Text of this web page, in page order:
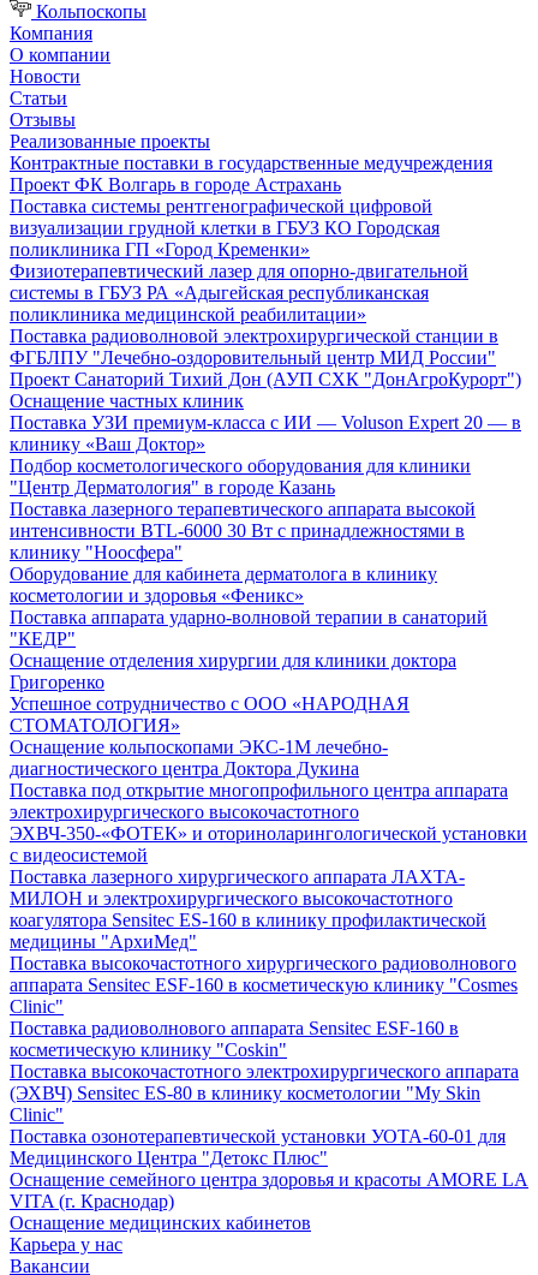
Кольпоскопы
Компания
О компании
Новости
Статьи
Отзывы
Реализованные проекты
Контрактные поставки в государственные медучреждения
Проект ФК Волгарь в городе Астрахань
Поставка системы рентгенографической цифровой
визуализации грудной клетки в ГБУЗ КО Городская
поликлиника ГП «Город Кременки»
Физиотерапевтический лазер для опорно-двигательной
системы в ГБУЗ РА «Адыгейская республиканская
поликлиника медицинской реабилитации»
Поставка радиоволновой электрохирургической станции в
ФГБЛПУ "Лечебно-оздоровительный центр МИД России"
Проект Санаторий Тихий Дон (АУП СХК "ДонАгроКурорт")
Оснащение частных клиник
Поставка УЗИ премиум-класса с ИИ — Voluson Expert 20 — в
клинику «Ваш Доктор»
Подбор косметологического оборудования для клиники
"Центр Дерматология" в городе Казань
Поставка лазерного терапевтического аппарата высокой
интенсивности BTL-6000 30 Вт с принадлежностями в
клинику "Ноосфера"
Оборудование для кабинета дерматолога в клинику
косметологии и здоровья «Феникс»
Поставка аппарата ударно-волновой терапии в санаторий
"КЕДР"
Оснащение отделения хирургии для клиники доктора
Григоренко
Успешное сотрудничество с ООО «НАРОДНАЯ
СТОМАТОЛОГИЯ»
Оснащение кольпоскопами ЭКС-1М лечебно-
диагностического центра Доктора Дукина
Поставка под открытие многопрофильного центра аппарата
электрохирургического высокочастотного
ЭХВЧ-350-«ФОТЕК» и оториноларингологической установки
с видеосистемой
Поставка лазерного хирургического аппарата ЛАХТА-
МИЛОН и электрохирургического высокочастотного
коагулятора Sensitec ES-160 в клинику профилактической
медицины "АрхиМед"
Поставка высокочастотного хирургического радиоволнового
аппарата Sensitec ESF-160 в косметическую клинику "Cosmes
Clinic"
Поставка радиоволнового аппарата Sensitec ESF-160 в
косметическую клинику "Coskin"
Поставка высокочастотного электрохирургического аппарата
(ЭХВЧ) Sensitec ES-80 в клинику косметологии "My Skin
Clinic"
Поставка озонотерапевтической установки УОТА-60-01 для
Медицинского Центра "Детокс Плюс"
Оснащение семейного центра здоровья и красоты AMORE LA
VITA (г. Краснодар)
Оснащение медицинских кабинетов
Карьера у нас
Вакансии